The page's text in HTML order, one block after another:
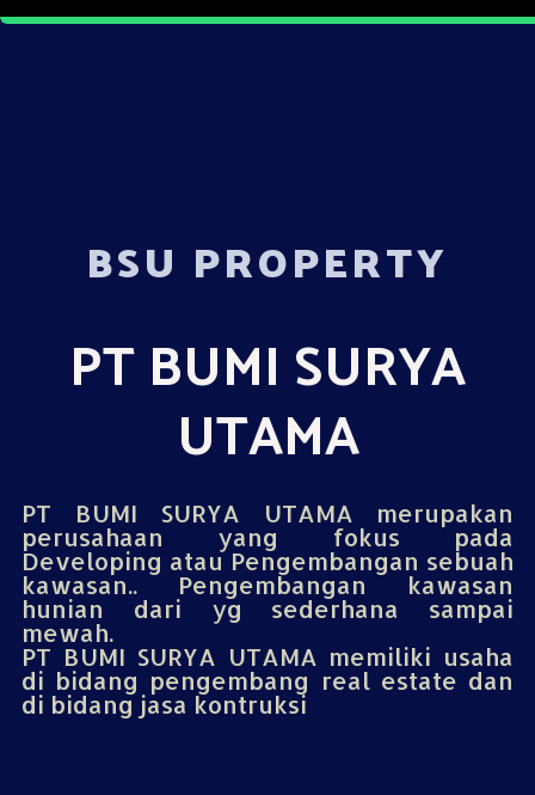
BSU PROPERTY
PT BUMI SURYA
UTAMA
PT BUMI SURYA UTAMA merupakan
perusahaan yang fokus pada
Developing atau Pengembangan sebuah
kawasan.. Pengembangan kawasan
hunian dari yg sederhana sampai
mewah.
PT BUMI SURYA UTAMA memiliki usaha
di bidang pengembang real estate dan
di bidang jasa kontruksi